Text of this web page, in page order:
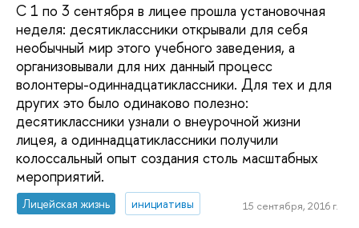
С 1 по 3 сентября в лицее прошла установочная
неделя: десятиклассники открывали для себя
необычный мир этого учебного заведения, а
организовывали для них данный процесс
волонтеры-одиннадцатиклассники. Для тех и для
других это было одинаково полезно:
десятиклассники узнали о внеурочной жизни
лицея, а одиннадцатиклассники получили
колоссальный опыт создания столь масштабных
мероприятий.
Лицейская жизнь инициативы 15 сентября, 2016 г.